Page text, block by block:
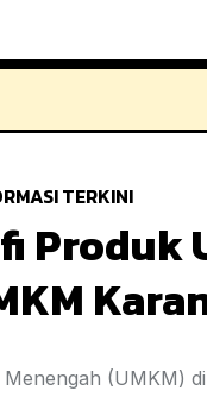
TERKINI
Produk
(UMKM)